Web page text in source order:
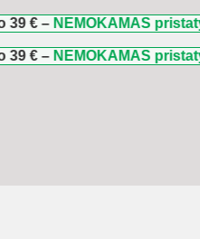
NEMOKAMAS pristatymas
NEMOKAMAS pristatymas